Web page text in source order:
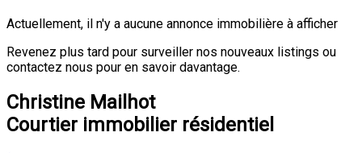
Actuellement, il n'y a aucune annonce immobilière à afficher
Revenez plus tard pour surveiller nos nouveaux listings ou
contactez nous pour en savoir davantage.
Christine Mailhot
Courtier immobilier résidentiel